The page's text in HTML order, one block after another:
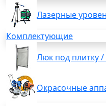
Лазерные
Комплектующие
Люк под плитку
Окрасочные